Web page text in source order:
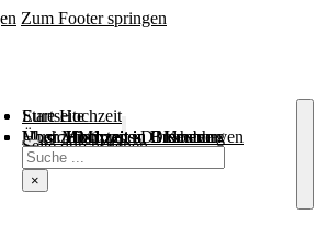
Zum Footer springen
Startseite
Eure Hochzeit
Hochzeit in Bremen
Hochzeit in Bremerhaven
Hochzeit in Cuxhaven
Hochzeit in Oldenburg
Hochzeits-DJ Kosten
Über Mich
Music / Mixtapes
Hochzeitstipps
Seite durchsuchen
Suchen
×